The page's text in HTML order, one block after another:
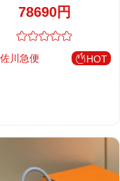
78690円
佐川急便 HOT